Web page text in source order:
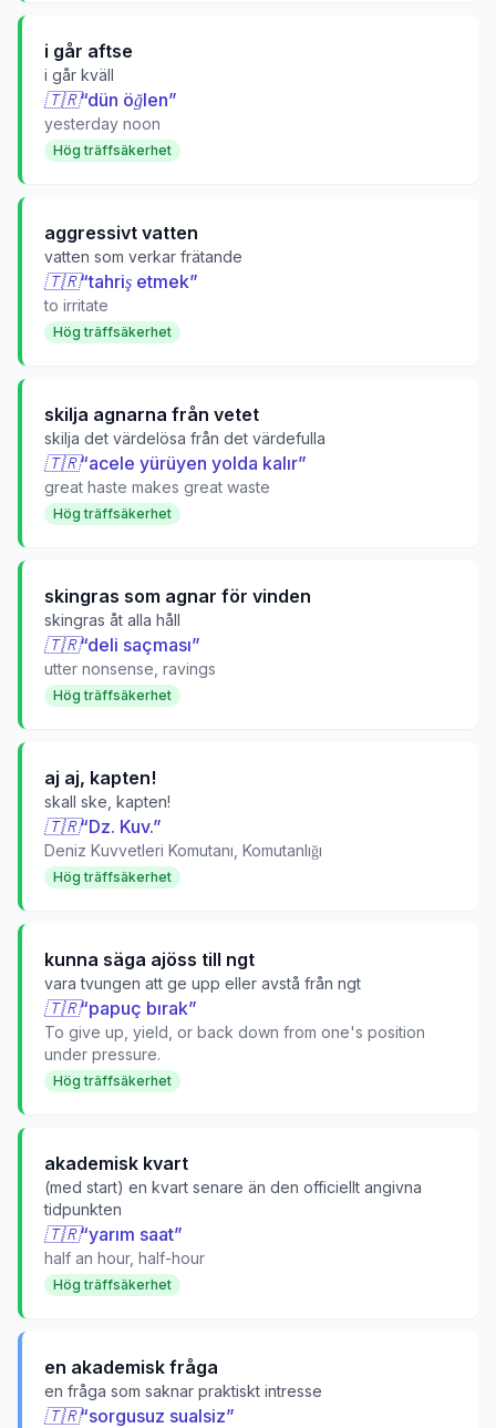
i går aftse
i går kväll
🇹🇷“dün öğlen”
yesterday noon
Hög träffsäkerhet
aggressivt vatten
vatten som verkar frätande
🇹🇷“tahriş etmek”
to irritate
Hög träffsäkerhet
skilja agnarna från vetet
skilja det värdelösa från det värdefulla
🇹🇷“acele yürüyen yolda kalır”
great haste makes great waste
Hög träffsäkerhet
skingras som agnar för vinden
skingras åt alla håll
🇹🇷“deli saçması”
utter nonsense, ravings
Hög träffsäkerhet
aj aj, kapten!
skall ske, kapten!
🇹🇷“Dz. Kuv.”
Deniz Kuvvetleri Komutanı, Komutanlığı
Hög träffsäkerhet
kunna säga ajöss till ngt
vara tvungen att ge upp eller avstå från ngt
🇹🇷“papuç bırak”
To give up, yield, or back down from one's position
under pressure.
Hög träffsäkerhet
akademisk kvart
(med start) en kvart senare än den officiellt angivna
tidpunkten
🇹🇷“yarım saat”
half an hour, half-hour
Hög träffsäkerhet
en akademisk fråga
en fråga som saknar praktiskt intresse
🇹🇷“sorgusuz sualsiz”